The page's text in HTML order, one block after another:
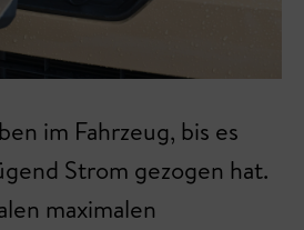
im Fahrzeug, bis es
Strom gezogen hat.
maximalen